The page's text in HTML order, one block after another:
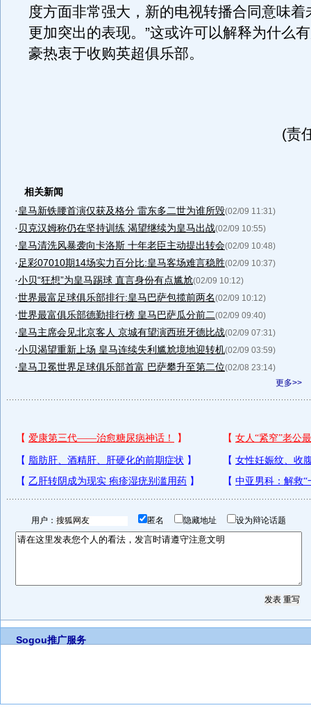
度方面非常强大，新的电视转播合同意味着
更加突出的表现。”这或许可以解释为什么
豪热衷于收购英超俱乐部。
(责
相关新闻
·皇马新铁腰首演仅获及格分 雷东多二世为谁所毁(02/09 11:31)
· 贝克汉姆称仍在坚持训练 渴望继续为皇马出战(02/09 10:55)
·皇马清洗风暴袭向卡洛斯 十年老臣主动提出转会(02/09 10:48)
· 足彩07010期14场实力百分比:皇马客场难言稳胜(02/09 10:37)
·小贝“狂想”为皇马踢球 直言身份有点尴尬(02/09 10:12)
·世界最富足球俱乐部排行:皇马巴萨包揽前两名(02/09 10:12)
·世界最富俱乐部德勤排行榜 皇马巴萨瓜分前二(02/09 09:40)
·皇马主席会见北京客人 京城有望演西班牙德比战(02/09 07:31)
·小贝渴望重新上场 皇马连续失利尴尬境地迎转机(02/09 03:59)
·皇马卫冕世界足球俱乐部首富 巴萨攀升至第二位(02/08 23:14)
更多>>
用户： 匿名 隐藏地址 设为辩论话题
Sogou推广服务